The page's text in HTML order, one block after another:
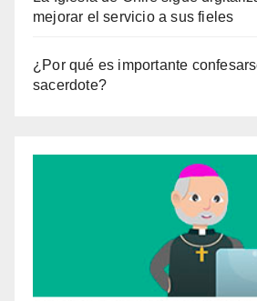
mejorar el servicio a sus fieles
¿Por qué es importante
sacerdote?